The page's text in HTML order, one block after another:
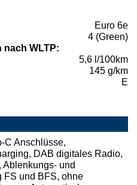
Euro 6e
4 (Green)
WLTP:
5,6 l/100km
145 g/km
E
C Anschlüsse,
DAB digitales Radio,
Ablenkungs- und
FS und BFS, ohne